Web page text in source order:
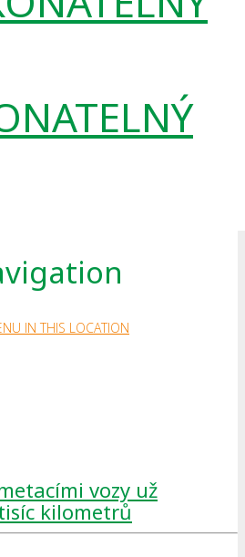
IN THIS LOCATION
elektrické flotily
že vám můžeme
naší elektrické
vozový park
se totiž nově rozro..